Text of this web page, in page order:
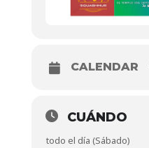
CALENDAR
CUÁNDO
todo el día (Sábado)